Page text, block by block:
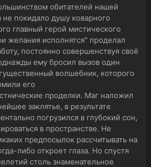
обитателей нашей
не покидало душу коварного
главный герой мистического
желания исполнятся" проделал
постоянно совершенствуя своё
ему бросил вызов один
волшебник, которого
его
проделки. Маг наложил
заклятье, в результате
погрузился в глубокий сон,
в пространстве. Не
предпосылок рассчитывать на
либо откроет глаза. Но спустя
столь знаменательное